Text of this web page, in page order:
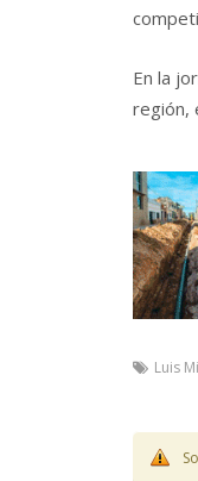
En la
región,
Luis